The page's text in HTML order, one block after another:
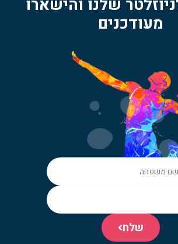
שלנו והישארו
מעודכנים
שלח